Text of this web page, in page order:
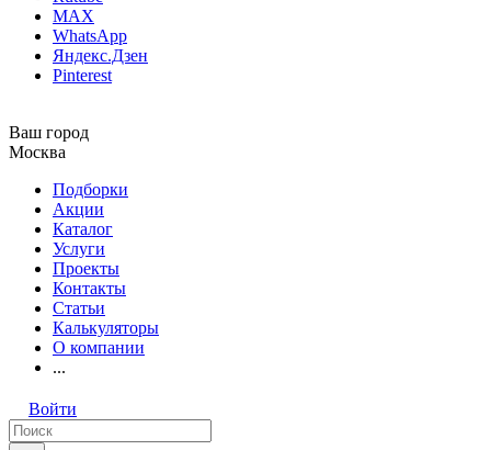
MAX
WhatsApp
Яндекс.Дзен
Pinterest
Ваш город
Москва
Подборки
Акции
Каталог
Услуги
Проекты
Контакты
Статьи
Калькуляторы
О компании
...
Войти